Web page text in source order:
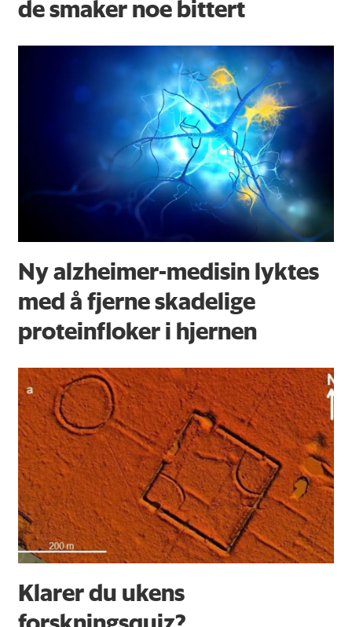
de smaker noe bittert
Ny alzheimer-medisin lyktes
med å fjerne skadelige
proteinfloker i hjernen
Klarer du ukens